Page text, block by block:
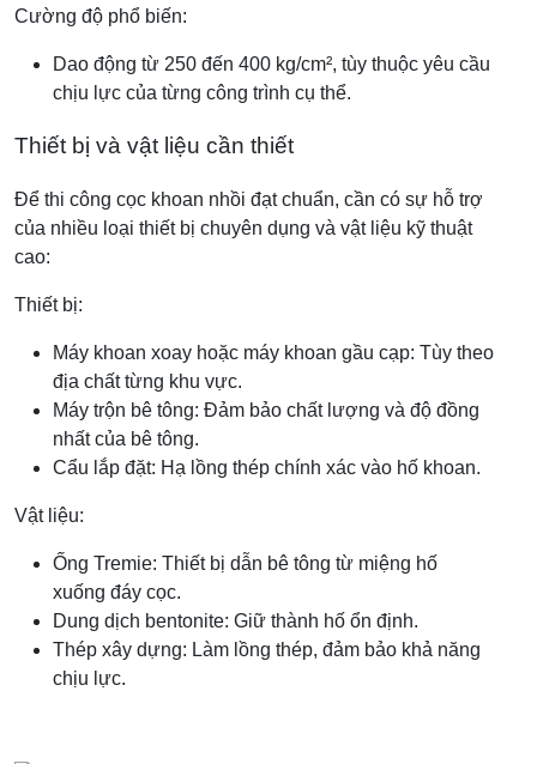
Cường độ phổ biến:
Dao động từ 250 đến 400 kg/cm², tùy thuộc yêu cầu
chịu lực của từng công trình cụ thể.
Thiết bị và vật liệu cần thiết
Để thi công cọc khoan nhồi đạt chuẩn, cần có sự hỗ trợ
của nhiều loại thiết bị chuyên dụng và vật liệu kỹ thuật
cao:
Thiết bị:
Máy khoan xoay hoặc máy khoan gầu cạp: Tùy theo
địa chất từng khu vực.
Máy trộn bê tông: Đảm bảo chất lượng và độ đồng
nhất của bê tông.
Cẩu lắp đặt: Hạ lồng thép chính xác vào hố khoan.
Vật liệu:
Ống Tremie: Thiết bị dẫn bê tông từ miệng hố
xuống đáy cọc.
Dung dịch bentonite: Giữ thành hố ổn định.
Thép xây dựng: Làm lồng thép, đảm bảo khả năng
chịu lực.